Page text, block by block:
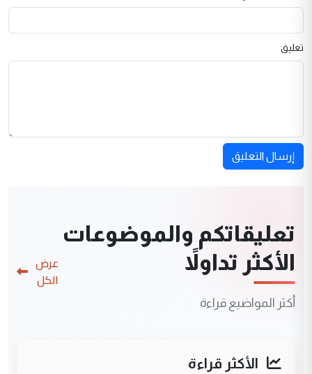
تعليق
إرسال التعليق
تعليقاتكم والموضوعات
الأكثر تداولاً
أكثر المواضيع قراءة
عرض
الكل
الأكثر قراءة